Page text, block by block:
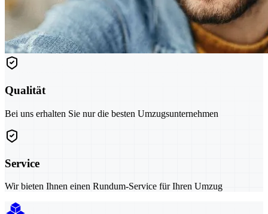
Qualität
Bei uns erhalten Sie nur die besten Umzugsunternehmen
Service
Wir bieten Ihnen einen Rundum-Service für Ihren Umzug